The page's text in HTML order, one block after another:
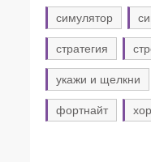
симулятор
стратегия
укажи и щелкни
фортнайт